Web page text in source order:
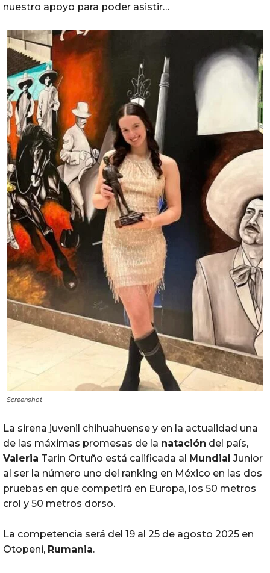
nuestro apoyo para poder asistir…
Screenshot
La sirena juvenil chihuahuense y en la actualidad una
de las máximas promesas de la natación del país,
Valeria Tarin Ortuño está calificada al Mundial Junior
al ser la número uno del ranking en México en las dos
pruebas en que competirá en Europa, los 50 metros
crol y 50 metros dorso.
La competencia será del 19 al 25 de agosto 2025 en
Otopeni, Rumania.